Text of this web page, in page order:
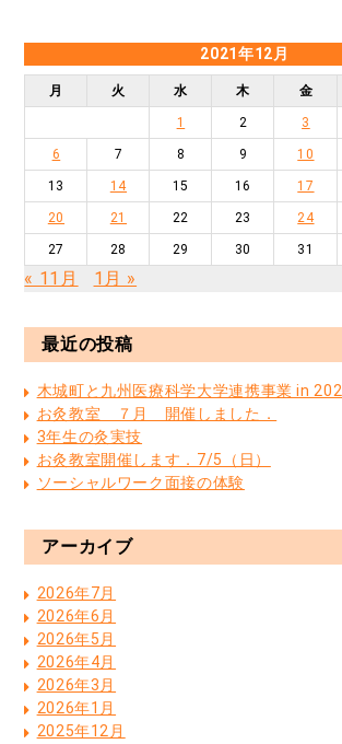
2021年12月
月 火 水 木 金
1 2 3
6 7 8 9 10
13 14 15 16 17
20 21 22 23 24
27 28 29 30 31
« 11月 1月 »
最近の投稿
木城町と九州医療科学大学連携事業 in
お灸教室 ７月 開催しました．
3年生の灸実技
お灸教室開催します．7/5（日）
ソーシャルワーク面接の体験
アーカイブ
2026年7月
2026年6月
2026年5月
2026年4月
2026年3月
2026年1月
2025年12月